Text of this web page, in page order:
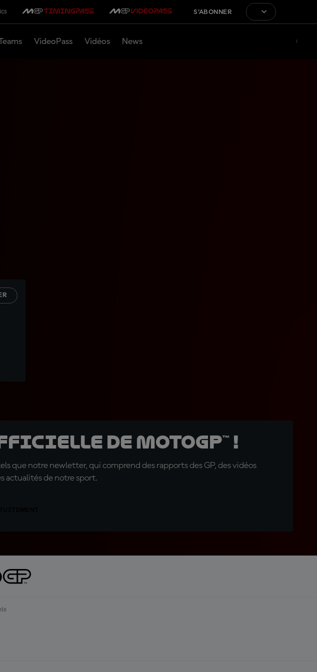
S'ABONNER
VideoPass Vidéos News
de MotoGP™ !
que notre newletter, qui comprend des rapports des GP, des vidéos
actualités de notre sport.